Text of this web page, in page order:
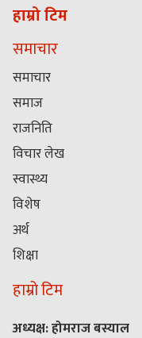
हाम्रो टिम
समाचार
समाचार
समाज
राजनिति
विचार लेख
स्वास्थ्य
विशेष
अर्थ
शिक्षा
हाम्रो टिम
अध्यक्ष: होमराज बस्याल